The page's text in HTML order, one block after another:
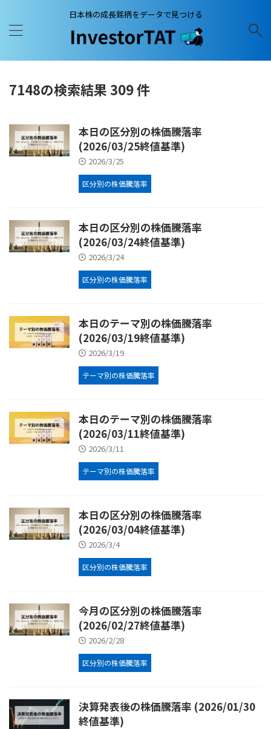
日本株の成長銘柄をデータで見つける
7148の検索結果 309 件
本日の区分別の株価騰落率
(2026/03/25終値基準)
2026/3/25
区分別の株価騰落率
本日の区分別の株価騰落率
(2026/03/24終値基準)
2026/3/24
区分別の株価騰落率
本日のテーマ別の株価騰落率
(2026/03/19終値基準)
2026/3/19
テーマ別の株価騰落率
本日のテーマ別の株価騰落率
(2026/03/11終値基準)
2026/3/11
テーマ別の株価騰落率
本日の区分別の株価騰落率
(2026/03/04終値基準)
2026/3/4
区分別の株価騰落率
今月の区分別の株価騰落率
(2026/02/27終値基準)
2026/2/28
区分別の株価騰落率
決算発表後の株価騰落率 (2026/01/30
終値基準)